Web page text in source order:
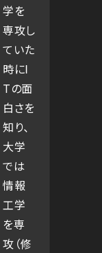
学を
専攻し
ていた
時にI
Tの面
白さを
知り、
大学
では
情報
工学
を専
攻（修